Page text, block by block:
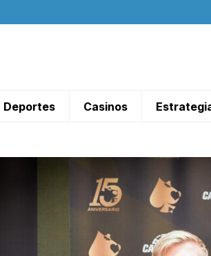
Deportes Casinos